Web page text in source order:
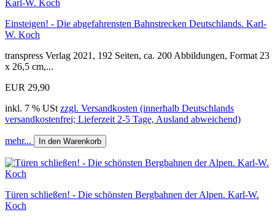
Einsteigen! - Die abgefahrensten Bahnstrecken Deutschlands. Karl-
W. Koch
transpress Verlag 2021, 192 Seiten, ca. 200 Abbildungen, Format 23
x 26,5 cm,...
EUR 29,90
inkl. 7 % USt zzgl. Versandkosten (innerhalb Deutschlands
versandkostenfrei; Lieferzeit 2-5 Tage, Ausland abweichend)
mehr... In den Warenkorb
Türen schließen! - Die schönsten Bergbahnen der Alpen. Karl-W.
Koch